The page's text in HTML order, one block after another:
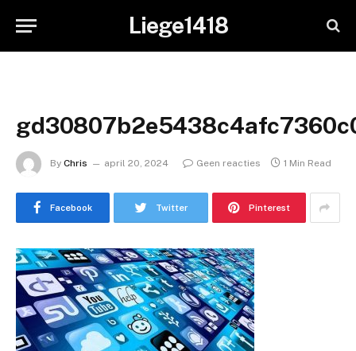
Liege1418
By Chris april 20, 2024 Geen reacties 1 Min Read
Facebook Twitter Pinterest